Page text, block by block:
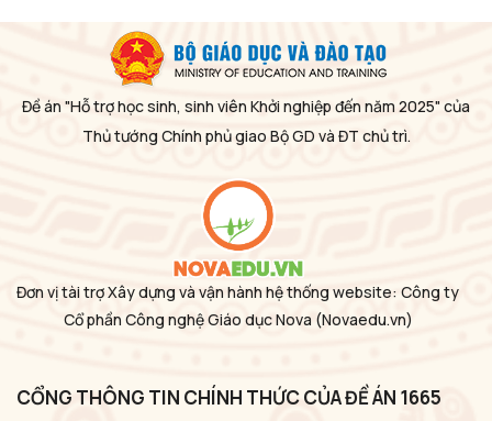
Đề án "Hỗ trợ học sinh, sinh viên Khởi nghiệp đến năm 2025" của
Thủ tướng Chính phủ giao Bộ GD và ĐT chủ trì.
Đơn vị tài trợ Xây dựng và vận hành hệ thống website: Công ty
Cổ phần Công nghệ Giáo dục Nova (Novaedu.vn)
CỔNG THÔNG TIN CHÍNH THỨC CỦA ĐỀ ÁN 1665